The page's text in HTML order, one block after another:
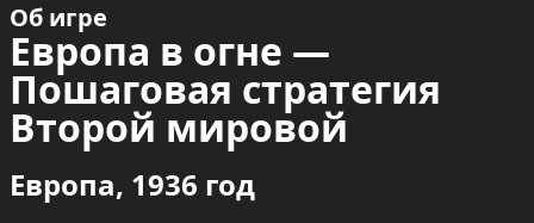
Об игре
Европа в огне —
Пошаговая стратегия
Второй мировой
Европа, 1936 год